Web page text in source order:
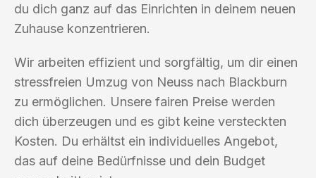
du dich ganz auf das Einrichten in deinem neuen
Zuhause konzentrieren.
Wir arbeiten effizient und sorgfältig, um dir einen
stressfreien Umzug von Neuss nach Blackburn
zu ermöglichen. Unsere fairen Preise werden
dich überzeugen und es gibt keine versteckten
Kosten. Du erhältst ein individuelles Angebot,
das auf deine Bedürfnisse und dein Budget